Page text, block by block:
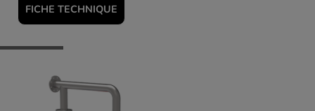
FICHE TECHNIQUE